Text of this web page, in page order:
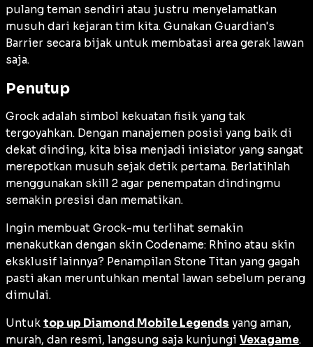
pulang teman sendiri atau justru menyelamatkan
musuh dari kejaran tim kita. Gunakan Guardian's
Barrier secara bijak untuk membatasi area gerak lawan
saja.
Penutup
Grock adalah simbol kekuatan fisik yang tak
tergoyahkan. Dengan manajemen posisi yang baik di
dekat dinding, kita bisa menjadi inisiator yang sangat
merepotkan musuh sejak detik pertama. Berlatihlah
menggunakan skill 2 agar penempatan dindingmu
semakin presisi dan mematikan.
Ingin membuat Grock-mu terlihat semakin
menakutkan dengan skin Codename: Rhino atau skin
eksklusif lainnya? Penampilan Stone Titan yang gagah
pasti akan meruntuhkan mental lawan sebelum perang
dimulai.
Untuk top up Diamond Mobile Legends yang aman,
murah, dan resmi, langsung saja kunjungi Vexagame.